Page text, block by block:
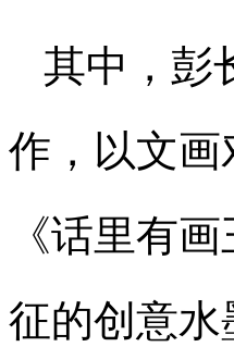
其中，彭
作，以文
《话里有
征的创意